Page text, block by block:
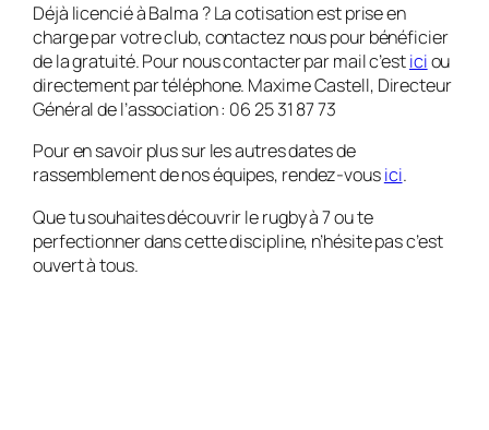
Déjà licencié à Balma ? La cotisation est prise en
charge par votre club, contactez nous pour bénéficier
de la gratuité. Pour nous contacter par mail c’esticiou
directement par téléphone. Maxime Castell, Directeur
Général de l’association : 06 25 31 87 73
Pour en savoir plus sur les autres dates de
rassemblement de nos équipes, rendez-vousici.
Que tu souhaites découvrir le rugby à 7 ou te
perfectionner dans cette discipline, n’hésite pas c’est
ouvert à tous.